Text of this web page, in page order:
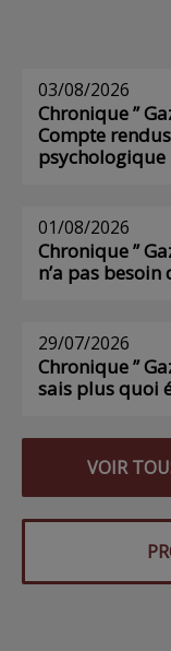
03/08/2026
Chronique ”
Compte
01/08/2026
Chronique ”
n’a pas
29/07/2026
Chronique ”
sais plus quoi
VOIR